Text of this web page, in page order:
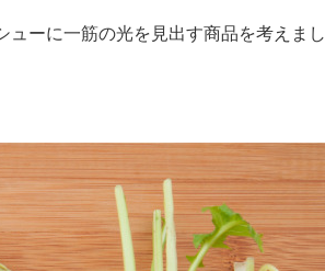
ーに一筋の光を見出す商品を考えまし